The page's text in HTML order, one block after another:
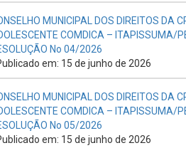
MUNICIPAL DOS DIREITOS DA
COMDICA – ITAPISSUMA/
No 04/2026
em: 15 de junho de 2026
MUNICIPAL DOS DIREITOS DA
COMDICA – ITAPISSUMA/
No 05/2026
em: 15 de junho de 2026